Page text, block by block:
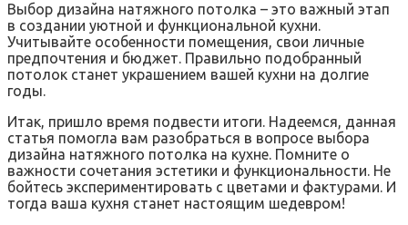
Выбор дизайна натяжного потолка – это важный этап
в создании уютной и функциональной кухни.
Учитывайте особенности помещения, свои личные
предпочтения и бюджет. Правильно подобранный
потолок станет украшением вашей кухни на долгие
годы.
Итак, пришло время подвести итоги. Надеемся, данная
статья помогла вам разобраться в вопросе выбора
дизайна натяжного потолка на кухне. Помните о
важности сочетания эстетики и функциональности. Не
бойтесь экспериментировать с цветами и фактурами. И
тогда ваша кухня станет настоящим шедевром!